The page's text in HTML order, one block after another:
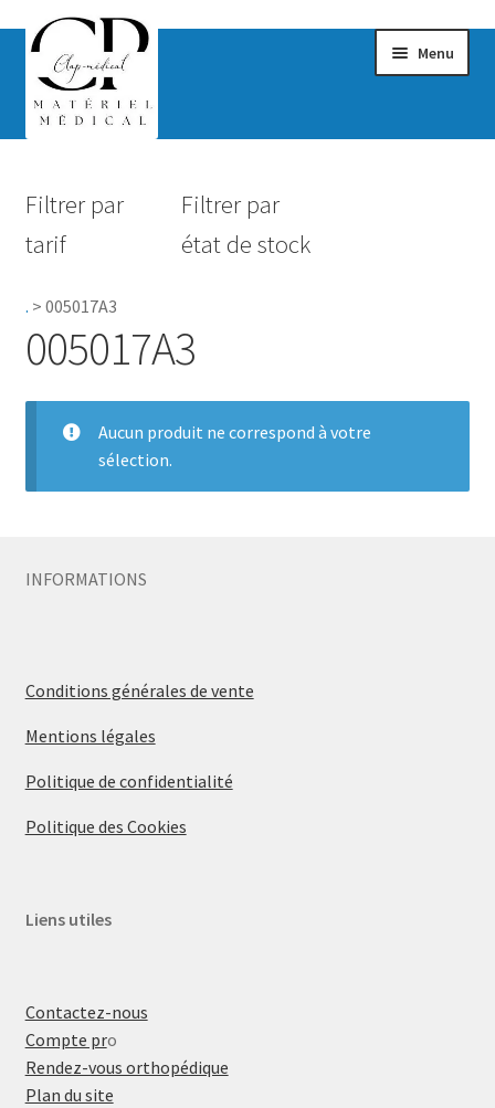
Menu
Hygiène
Accessoires Salle de bain
Pro.
Filtrer par
tarif
Filtrer par
état de stock
. > 005017A3
005017A3
Aucun produit ne correspond à votre
sélection.
INFORMATIONS
Conditions générales de vente
Mentions légales
Politique de confidentialité
Politique des Cookies
Liens utiles
Contactez-nous
Compte pro
Rendez-vous orthopédique
Plan du site